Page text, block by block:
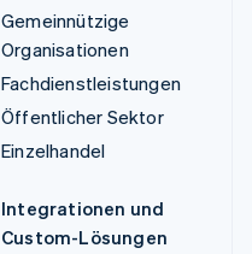
Gemeinnützige
Organisationen
Fachdienstleistungen
Öffentlicher Sektor
Einzelhandel
Integrationen und
Custom-Lösungen